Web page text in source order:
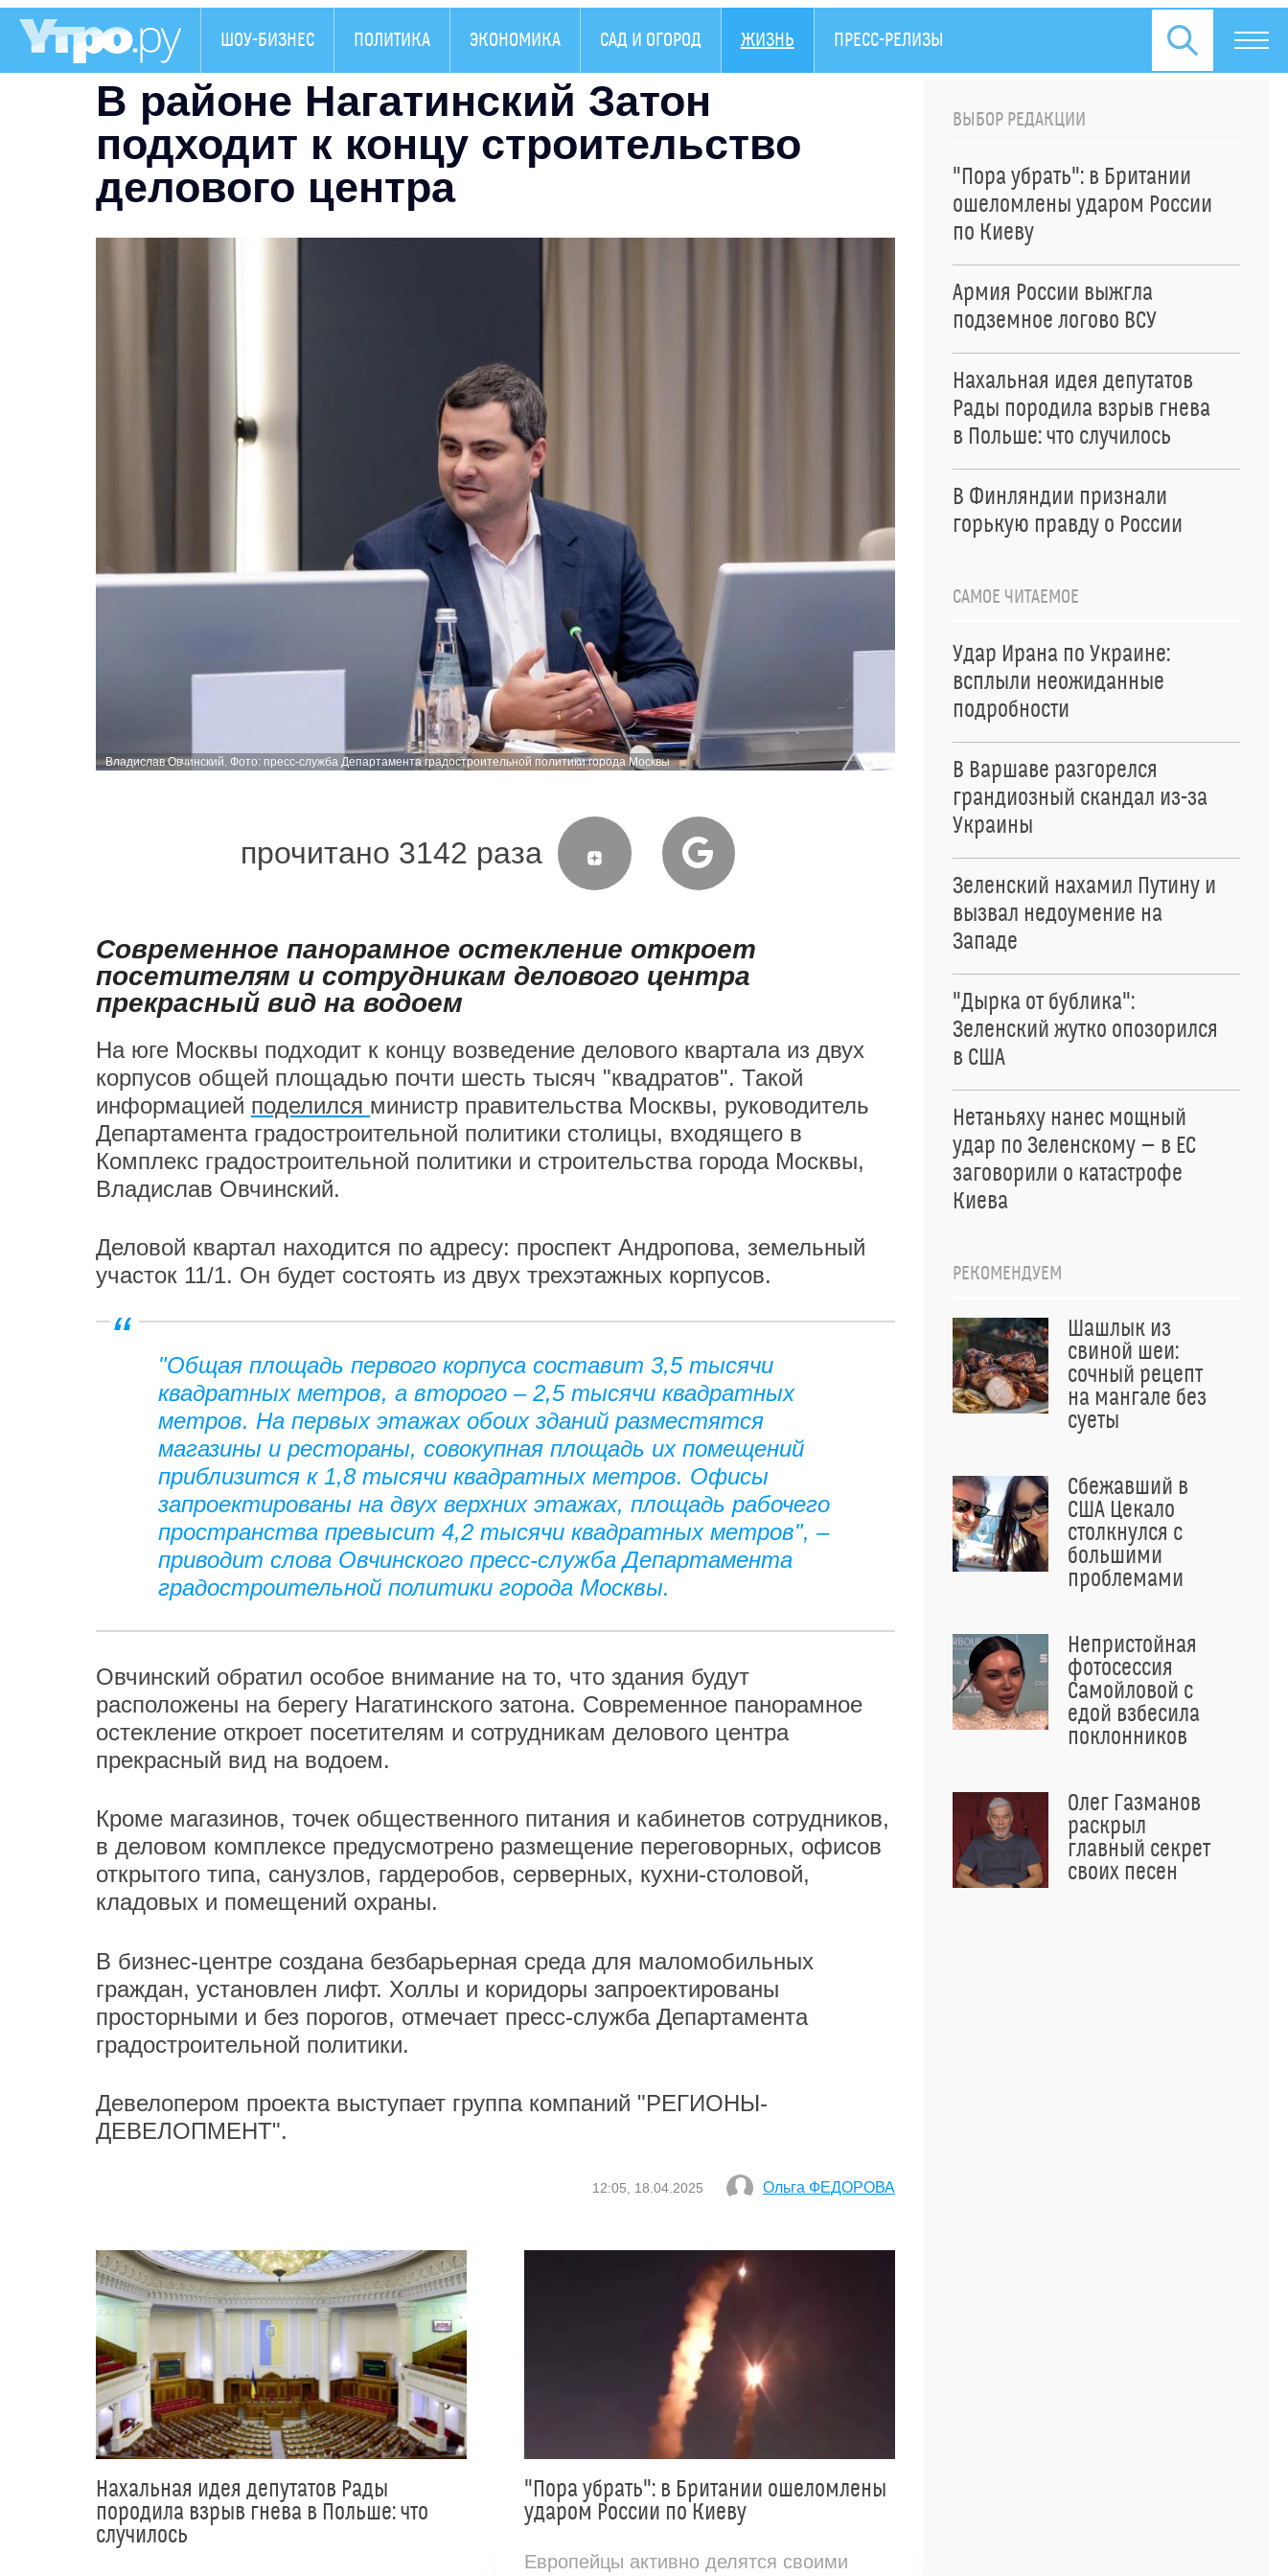
ШОУ-БИЗНЕС ПОЛИТИКА ЭКОНОМИКА САД И ОГОРОД ЖИЗНЬ ПРЕСС-РЕЛИЗЫ
В районе Нагатинский Затон
подходит к концу строительство
делового центра
Владислав Овчинский. Фото: пресс-служба Департамента градостроительной политики города Москвы
прочитано 3142 раза
Современное панорамное остекление откроет
посетителям и сотрудникам делового центра
прекрасный вид на водоем
На юге Москвы подходит к концу возведение делового квартала из двух
корпусов общей площадью почти шесть тысяч "квадратов". Такой
информацией поделился министр правительства Москвы, руководитель
Департамента градостроительной политики столицы, входящего в
Комплекс градостроительной политики и строительства города Москвы,
Владислав Овчинский.
Деловой квартал находится по адресу: проспект Андропова, земельный
участок 11/1. Он будет состоять из двух трехэтажных корпусов.
"Общая площадь первого корпуса составит 3,5 тысячи
квадратных метров, а второго – 2,5 тысячи квадратных
метров. На первых этажах обоих зданий разместятся
магазины и рестораны, совокупная площадь их помещений
приблизится к 1,8 тысячи квадратных метров. Офисы
запроектированы на двух верхних этажах, площадь рабочего
пространства превысит 4,2 тысячи квадратных метров", –
приводит слова Овчинского пресс-служба Департамента
градостроительной политики города Москвы.
Овчинский обратил особое внимание на то, что здания будут
расположены на берегу Нагатинского затона. Современное панорамное
остекление откроет посетителям и сотрудникам делового центра
прекрасный вид на водоем.
Кроме магазинов, точек общественного питания и кабинетов сотрудников,
в деловом комплексе предусмотрено размещение переговорных, офисов
открытого типа, санузлов, гардеробов, серверных, кухни-столовой,
кладовых и помещений охраны.
В бизнес-центре создана безбарьерная среда для маломобильных
граждан, установлен лифт. Холлы и коридоры запроектированы
просторными и без порогов, отмечает пресс-служба Департамента
градостроительной политики.
Девелопером проекта выступает группа компаний "РЕГИОНЫ-
ДЕВЕЛОПМЕНТ".
12:05, 18.04.2025 Ольга ФЕДОРОВА
Нахальная идея депутатов Рады
породила взрыв гнева в Польше: что
случилось
"Пора убрать": в Британии ошеломлены
ударом России по Киеву
Европейцы активно делятся своими
ВЫБОР РЕДАКЦИИ
"Пора убрать": в Британии
ошеломлены ударом России
по Киеву
Армия России выжгла
подземное логово ВСУ
Нахальная идея депутатов
Рады породила взрыв гнева
в Польше: что случилось
В Финляндии признали
горькую правду о России
САМОЕ ЧИТАЕМОЕ
Удар Ирана по Украине:
всплыли неожиданные
подробности
В Варшаве разгорелся
грандиозный скандал из-за
Украины
Зеленский нахамил Путину и
вызвал недоумение на
Западе
"Дырка от бублика":
Зеленский жутко опозорился
в США
Нетаньяху нанес мощный
удар по Зеленскому — в ЕС
заговорили о катастрофе
Киева
РЕКОМЕНДУЕМ
Шашлык из
свиной шеи:
сочный рецепт
на мангале без
суеты
Сбежавший в
США Цекало
столкнулся с
большими
проблемами
Непристойная
фотосессия
Самойловой с
едой взбесила
поклонников
Олег Газманов
раскрыл
главный секрет
своих песен